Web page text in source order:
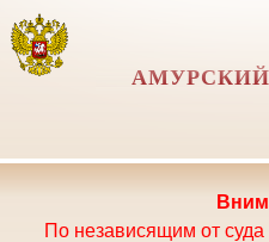
По независящим от